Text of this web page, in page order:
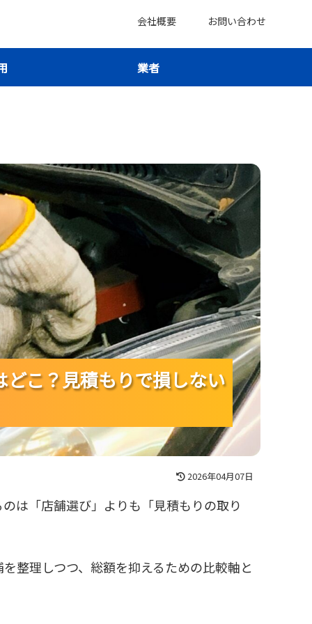
会社概要 お問い合わせ
業者
もりで損しない段取りが見える！
こ？見積もりで損しない
こ？見積もりで損しない
こ？見積もりで損しない
2026年04月07日
は「店舗選び」よりも「見積もりの取り
整理しつつ、総額を抑えるための比較軸と